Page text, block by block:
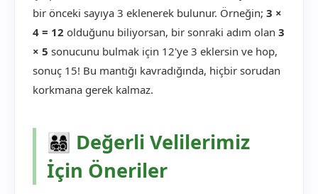
bir önceki sayıya 3 eklenerek bulunur. Örneğin; 3 ×
4 = 12 olduğunu biliyorsan, bir sonraki adım olan 3
× 5 sonucunu bulmak için 12'ye 3 eklersin ve hop,
sonuç 15! Bu mantığı kavradığında, hiçbir sorudan
korkmana gerek kalmaz.
👨‍👩‍👧‍👦 Değerli Velilerimiz
İçin Öneriler